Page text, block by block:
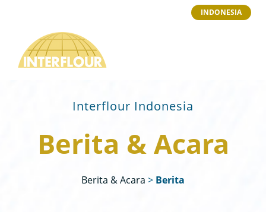
INDONESIA
Interflour Indonesia
Berita & Acara
Berita & Acara > Berita